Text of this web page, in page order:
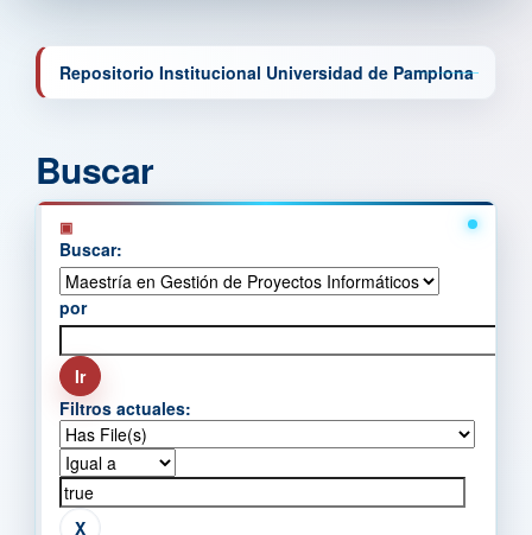
Repositorio Institucional Universidad de Pamplona
Buscar
Buscar:
por
Filtros actuales: